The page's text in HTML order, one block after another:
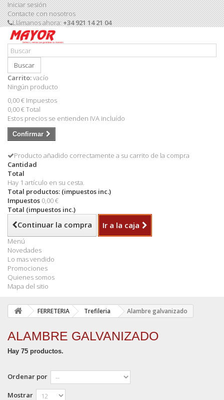
Iniciar sesión
Contacte con nosotros
Llámanos ahora:+34 921 14 21 04
Buscar
Carrito:vacío
Ningún producto
0,00 € Impuestos
0,00 €Total
Estos precios se entienden IVA incluído
Confirmar
Producto añadido correctamente a su carrito de la compra
Cantidad
Total
Hay 1 artículo en su cesta.
Total productos: (impuestos inc.)
Impuestos 0,00 €
Total (impuestos inc.)
Continuar la compra Ir a la caja
Menú
Novedades
Lo mas vendido
Promociones
Quienes somos
Mapa del sitio
FERRETERIA Trefileria Alambre galvanizado
ALAMBRE GALVANIZADO
Hay 75 productos.
Ordenar por
Mostrar